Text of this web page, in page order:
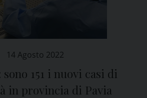
14 Agosto 2022
151 i nuovi casi di
in provincia di Pavia